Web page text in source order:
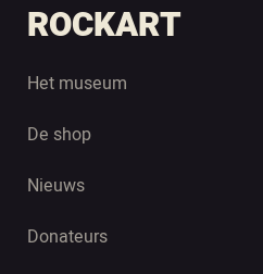
ROCKART
Het museum
De shop
Nieuws
Donateurs